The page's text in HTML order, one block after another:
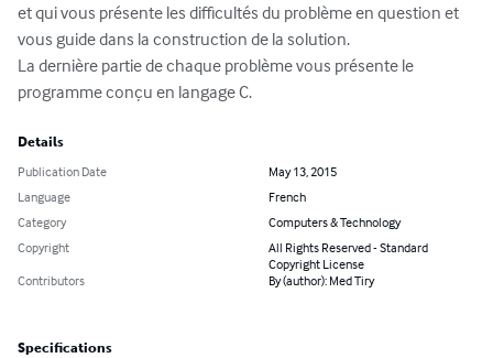
et qui vous présente les difficultés du problème en question et
vous guide dans la construction de la solution.
La dernière partie de chaque problème vous présente le
programme conçu en langage C.
Details
Publication Date
May 13, 2015
Language
French
Category
Computers & Technology
Copyright
All Rights Reserved - Standard
Copyright License
Contributors
By (author): Med Tiry
Specifications